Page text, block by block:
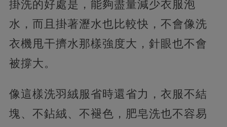
掛洗的好處是，能夠盡量減少衣服泡
水，而且掛著瀝水也比較快，不會像洗
衣機甩干擠水那樣強度大，針眼也不會
被撐大。
像這樣洗羽絨服省時還省力，衣服不結
塊、不鉆絨、不褪色，肥皂洗也不容易